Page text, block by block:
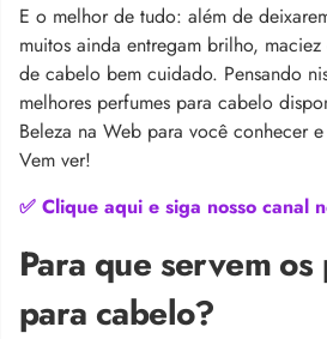
E o melhor de tudo: além de
muitos ainda entregam brilho,
de cabelo bem cuidado. Pensando
melhores perfumes para cabelo
Beleza na Web para você conhecer
Vem ver!
✅ Clique aqui e siga nosso canal
Para que servem
para cabelo?